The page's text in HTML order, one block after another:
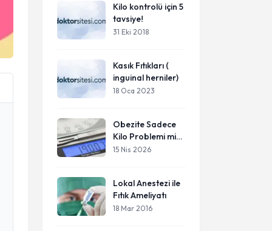
Kilo kontrolü için 5
tavsiye!
31 Eki 2018
Kasık Fıtıkları (
inguinal herniler)
18 Oca 2023
Obezite Sadece
Kilo Problemi mi?
Cerrahi Ne
15 Nis 2026
Lokal Anestezi ile
Fıtık Ameliyatı
18 Mar 2016